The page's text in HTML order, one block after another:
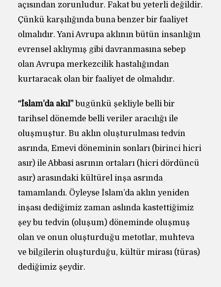
açısından zorunludur. Fakat bu yeterli değildir.
Çünkü karşılığında buna benzer bir faaliyet
olmalıdır. Yani Avrupa aklının bütün insanlığın
evrensel aklıymış gibi davranmasına sebep
olan Avrupa merkezcilik hastalığından
kurtaracak olan bir faaliyet de olmalıdır.
“İslam’da akıl”bugünkü şekliyle belli bir
tarihsel dönemde belli veriler aracılığı ile
oluşmuştur. Bu aklın oluşturulması tedvin
asrında, Emevi döneminin sonları (birinci hicri
asır) ile Abbasi asrının ortaları (hicri dördüncü
asır) arasındaki kültürel inşa asrında
tamamlandı. Öyleyse İslam’da aklın yeniden
inşası dediğimiz zaman aslında kastettiğimiz
şey bu tedvin (oluşum) döneminde oluşmuş
olan ve onun oluşturduğu metotlar, muhteva
ve bilgilerin oluşturduğu, kültür mirası (türas)
dediğimiz şeydir.